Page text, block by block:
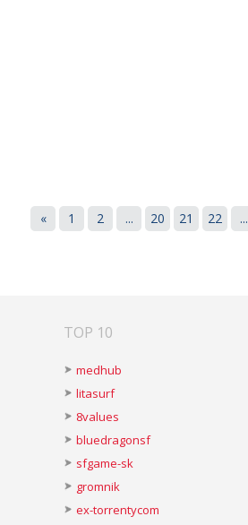
« 1 2 ... 20 21 22 ...
TOP 10
medhub
litasurf
8values
bluedragonsf
sfgame-sk
gromnik
ex-torrentycom